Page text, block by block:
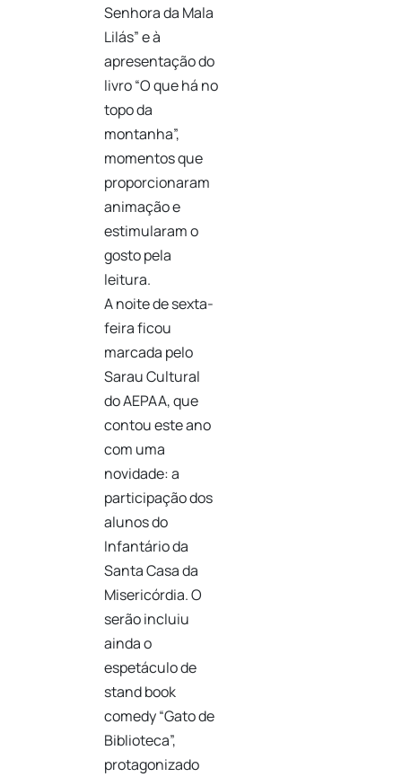
Senhora da Mala
Lilás” e à
apresentação do
livro “O que há no
topo da
montanha”,
momentos que
proporcionaram
animação e
estimularam o
gosto pela
leitura.
A noite de sexta-
feira ficou
marcada pelo
Sarau Cultural
do AEPAA, que
contou este ano
com uma
novidade: a
participação dos
alunos do
Infantário da
Santa Casa da
Misericórdia. O
serão incluiu
ainda o
espetáculo de
stand book
comedy “Gato de
Biblioteca”,
protagonizado